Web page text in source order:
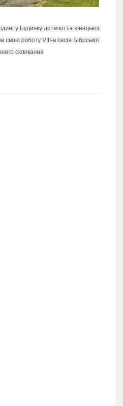
у Будинку дитячої та юнацької
свою роботу VIII-а сесія Бібрської
скликання